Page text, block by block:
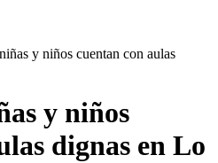
y niños cuentan con aulas
y niños
dignas en Lo